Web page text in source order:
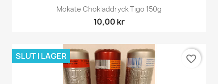
Mokate Chokladdryck Tigo 150g
10,00 kr
SLUT I LAGER favorite_border